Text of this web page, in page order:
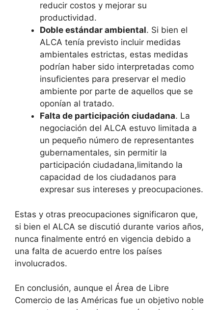
reducir costos y mejorar su
productividad.
Doble estándar ambiental. Si bien el
ALCA tenía previsto incluir medidas
ambientales estrictas, estas medidas
podrían haber sido interpretadas como
insuficientes para preservar el medio
ambiente por parte de aquellos que se
oponían al tratado.
Falta de participación ciudadana. La
negociación del ALCA estuvo limitada a
un pequeño número de representantes
gubernamentales, sin permitir la
participación ciudadana,limitando la
capacidad de los ciudadanos para
expresar sus intereses y preocupaciones.
Estas y otras preocupaciones significaron que,
si bien el ALCA se discutió durante varios años,
nunca finalmente entró en vigencia debido a
una falta de acuerdo entre los países
involucrados.
En conclusión, aunque el Área de Libre
Comercio de las Américas fue un objetivo noble